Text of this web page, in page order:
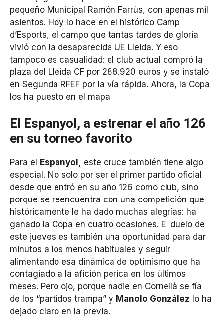
pequeño Municipal Ramón Farrús, con apenas mil
asientos. Hoy lo hace en el histórico Camp
d’Esports, el campo que tantas tardes de gloria
vivió con la desaparecida UE Lleida. Y eso
tampoco es casualidad: el club actual compró la
plaza del Lleida CF por 288.920 euros y se instaló
en Segunda RFEF por la vía rápida. Ahora, la Copa
los ha puesto en el mapa.
El Espanyol, a estrenar el año 126
en su torneo favorito
Para el Espanyol, este cruce también tiene algo
especial. No solo por ser el primer partido oficial
desde que entró en su año 126 como club, sino
porque se reencuentra con una competición que
históricamente le ha dado muchas alegrías: ha
ganado la Copa en cuatro ocasiones. El duelo de
este jueves es también una oportunidad para dar
minutos a los menos habituales y seguir
alimentando esa dinámica de optimismo que ha
contagiado a la afición perica en los últimos
meses. Pero ojo, porque nadie en Cornellà se fía
de los “partidos trampa” y Manolo González lo ha
dejado claro en la previa.